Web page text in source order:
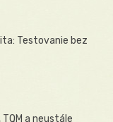
Testovanie bez
a neustále